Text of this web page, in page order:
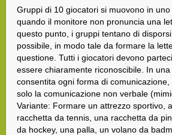
Gruppi di 10 giocatori si muovono in
quando il monitore non pronuncia una
questo punto, i gruppi tentano di
possibile, in modo tale da formare la
questione. Tutti i giocatori devono
essere chiaramente riconoscibile. In
consentita ogni forma di
solo la comunicazione non verbale
Variante: Formare un attrezzo sportivo,
racchetta da tennis, una racchetta da
da hockey, una palla, un volano da